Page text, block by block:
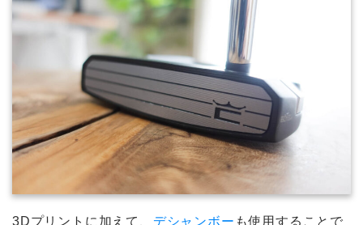
3Dプリントに加えて、 デシャンボー も使用することで